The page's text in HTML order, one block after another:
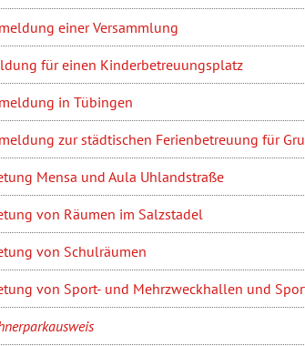
einer Versammlung
für einen Kinderbetreuungsplatz
in Tübingen
zur städtischen Ferienbetreuung für
Mensa und Aula Uhlandstraße
von Räumen im Salzstadel
von Schulräumen
von Sport- und Mehrzweckhallen und